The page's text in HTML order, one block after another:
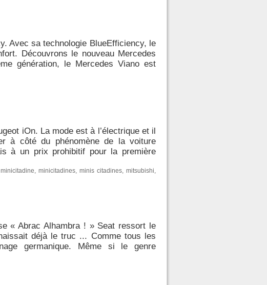
Avec sa technologie BlueEfficiency, le
Découvrons le nouveau Mercedes
génération, le Mercedes Viano est
iOn. La mode est à l’électrique et il
à côté du phénomène de la voiture
à un prix prohibitif pour la première
minicitadine, minicitadines,minis citadines,mitsubishi,
« Abrac Alhambra ! » Seat ressort le
déjà le truc ... Comme tous les
germanique. Même si le genre